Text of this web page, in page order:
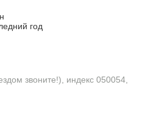
год
звоните!), индекс 050054,